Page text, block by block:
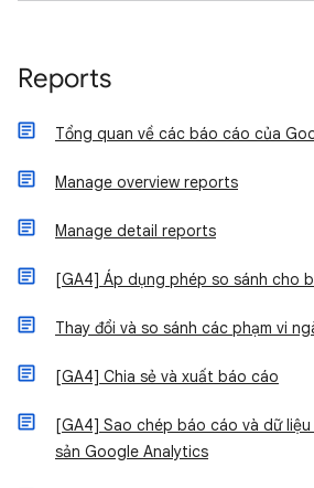
Reports
Tổng quan về các báo cáo của
Manage overview reports
Manage detail reports
[GA4] Áp dụng phép so sánh cho
Thay đổi và so sánh các phạm vi
[GA4] Chia sẻ và xuất báo cáo
[GA4] Sao chép báo cáo và dữ
sản Google Analytics